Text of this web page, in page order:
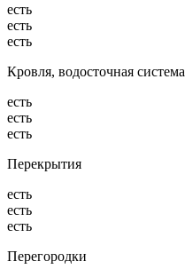
есть
есть
есть
Кровля, водосточная система
есть
есть
есть
Перекрытия
есть
есть
есть
Перегородки